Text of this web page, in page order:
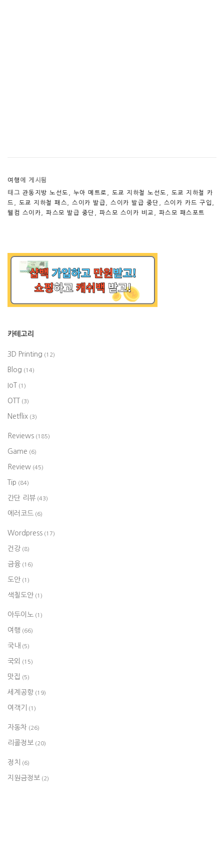
여행 에 게시됨
태그 관동지방 노선도 누아 메트로 도쿄 지하철 노선도
도쿄 지하철 카
드
도쿄 지하철 패스 스이카 발급 스이카 발급 중단 스이카 카드 구입
웰컴 스이카
파스모 발급 중단 파스모 스이카 비교 파스모 패스포트
카테고리
3D Printing (12)
Blog (14)
IoT (1)
OTT (3)
Netflix (3)
Reviews (185)
Game (6)
Review (45)
Tip (84)
간단 리뷰 (43)
에러코드 (6)
Wordpress (17)
건강 (8)
금융 (16)
도안 (1)
색칠도안 (1)
아두이노 (1)
여행 (66)
국내 (5)
국외 (15)
맛집 (5)
세계공항 (19)
여객기 (1)
자동차 (26)
리콜정보 (20)
정치 (6)
지원금정보 (2)